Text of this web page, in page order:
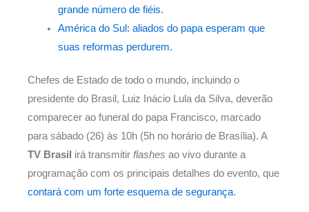
grande número de fiéis.
América do Sul: aliados do papa esperam que
suas reformas perdurem.
Chefes de Estado de todo o mundo, incluindo o
presidente do Brasil, Luiz Inácio Lula da Silva, deverão
comparecer ao funeral do papa Francisco, marcado
para sábado (26) às 10h (5h no horário de Brasília). A
TV Brasil
irá transmitir flashes ao vivo durante a
programação com os principais detalhes do evento, que
contará com um forte esquema de segurança.